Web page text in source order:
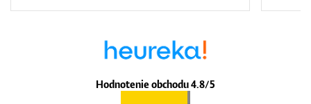
Hodnotenie obchodu 4.8/5